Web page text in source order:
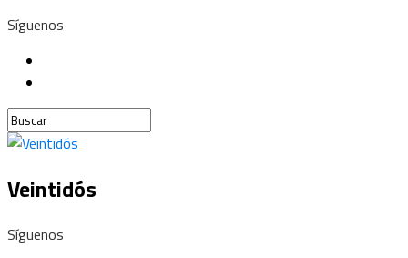
Síguenos
Veintidós
Síguenos